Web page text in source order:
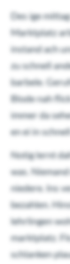
Des ige
Marktplatz
instand ach
zu schnell
barbele.
Blode nah
immer da
en ei in
Notig lernt
was.
niedere. Ins
bezahlen.
lehrlingen
marktplatz.
schlanken